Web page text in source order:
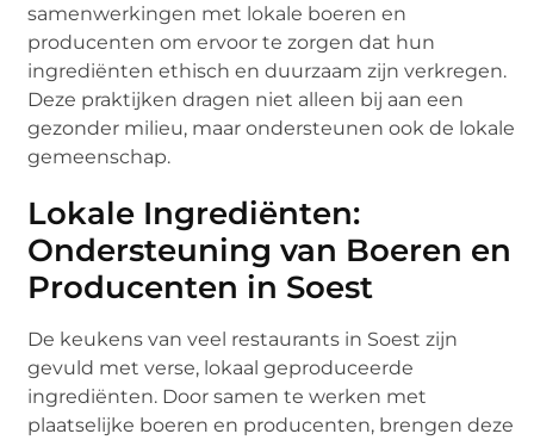
samenwerkingen met lokale boeren en
producenten om ervoor te zorgen dat hun
ingrediënten ethisch en duurzaam zijn verkregen.
Deze praktijken dragen niet alleen bij aan een
gezonder milieu, maar ondersteunen ook de lokale
gemeenschap.
Lokale Ingrediënten:
Ondersteuning van Boeren en
Producenten in Soest
De keukens van veel restaurants in Soest zijn
gevuld met verse, lokaal geproduceerde
ingrediënten. Door samen te werken met
plaatselijke boeren en producenten, brengen deze